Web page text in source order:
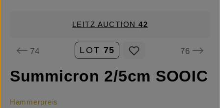
LEITZ AUCTION42
74 LOT 75 76
Summicron 2/5cm SOOIC
Hammerpreis